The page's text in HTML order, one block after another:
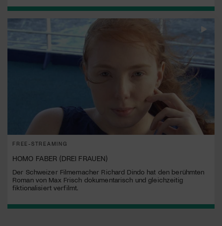
FREE-STREAMING
HOMO FABER (DREI FRAUEN)
Der Schweizer Filmemacher Richard Dindo hat den berühmten
Roman von Max Frisch dokumentarisch und gleichzeitig
fiktionalisiert verfilmt.